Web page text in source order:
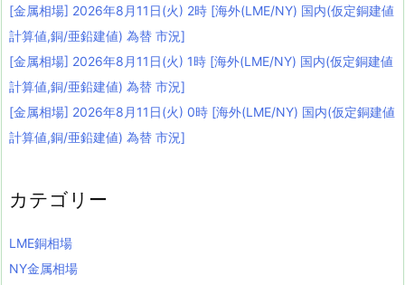
[金属相場] 2026年8月11日(火) 2時 [海外(LME/NY) 国内(仮定銅建値
計算値,銅/亜鉛建値) 為替 市況]
[金属相場] 2026年8月11日(火) 1時 [海外(LME/NY) 国内(仮定銅建値
計算値,銅/亜鉛建値) 為替 市況]
[金属相場] 2026年8月11日(火) 0時 [海外(LME/NY) 国内(仮定銅建値
計算値,銅/亜鉛建値) 為替 市況]
カテゴリー
LME銅相場
NY金属相場